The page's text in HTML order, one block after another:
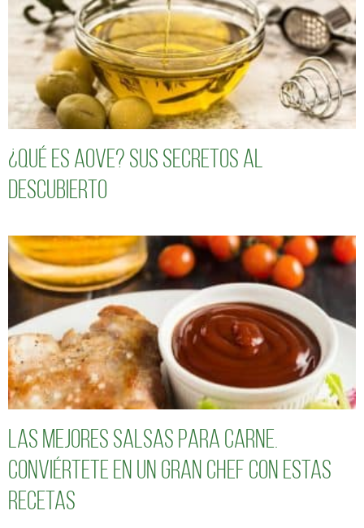
¿Qué es AOVE? Sus secretos al
descubierto
Las mejores salsas para carne.
Conviértete en un gran chef con estas
recetas